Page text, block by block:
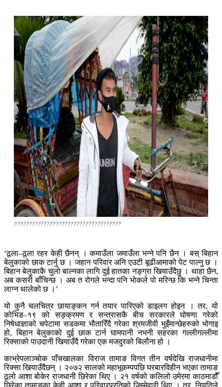
????????????????????????????????????
‘ठूला–ठूला रहर केही छैनन् । कमाउँला जमाउँला भन्ने पनि छैन । बस् बिहान
बेलुकाको छाक टार्नु छ । जहान परिवार अनि एउटी बूढीआमाको पेट पाल्नु छ ।
बिहान बेलुकाकै चुलो बाल्नका लागि दुई हातका नङ्ग्रा खियाउँदैछु । थाहा छैन,
अब कसरी बाँचिन्छ । अब त रोगले भन्दा पनि भोकले पो मरिन्छ कि भन्ने चिन्ता
लाग्न थालेको छ ।’
यो कुनै चलचित्र छायाङ्कन गर्न तयार पारिएको डाइलग होइन । तर, यो
कोभिड–१९ को सङ्क्रमण र सन्त्रासकै बीच सरकारले घोषणा गरेको
निषेधाज्ञाको चपेटामा सडकमा भौतारिँदै गरेका श्रमजीवी भुइँमान्छेहरुको भोगाइ
हो, बिहान बेलुकाको दुई छाक टार्न घामपानी नभनी सहरका गल्लीगल्लीमा
रिक्साको पाउदानी खियाउँदै गरेका एक मजदुरको बिलौना हो ।
काभ्रेपलाञ्चोक पाँचखालका विराज तामाङ विगत तीन वर्षदेखि राजधानीमा
रिक्सा खियाउँदैछन् । २०७२ सालको महाभूकम्पपछि घरबारविहीन भएका तामाङ
ठूलो आशा बोकेर राजधानी छिरेका थिए । २१ वर्षको कलिलो उमेरमा काठमाडौँ
छिरेका तामाङका केही आशा र परिवारप्रतिको जिम्मेवारी थिए । तर, नियतिले